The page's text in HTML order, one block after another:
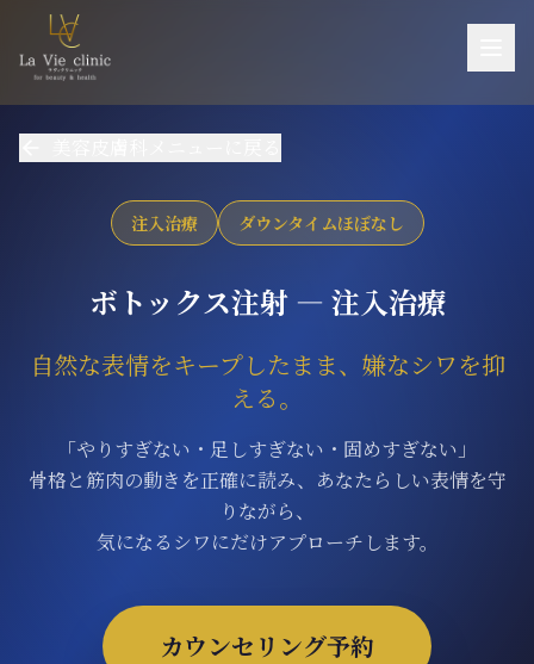
施術一覧
機器一覧
ご予約・お問い合わせ
アクセス
ONLINE SHOP
注入治療 ダウンタイムほぼなし
ボトックス注射 ― 注入治療
自然な表情をキープしたまま、嫌なシワを抑
える。
「やりすぎない・足しすぎない・固めすぎない」
骨格と筋肉の動きを正確に読み、あなたらしい表情を守
りながら、
気になるシワにだけアプローチします。
カウンセリング予約